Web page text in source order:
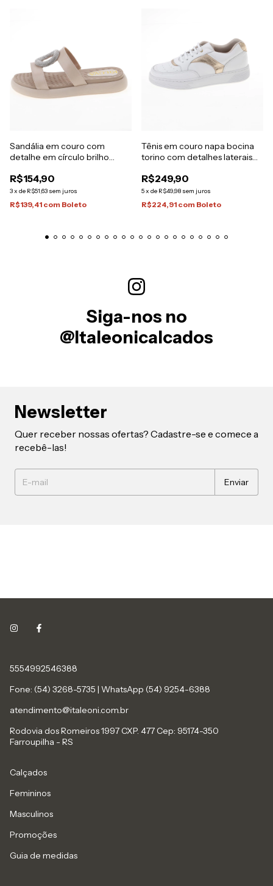
Sandália em couro com
detalhe em círculo brilho
R$154,90
3x de R$51,63 sem juros
R$139,41 com Boleto
Tênis em couro napa bocina
torino com detalhes laterais
R$249,90
5x de R$49,98 sem juros
R$224,91 com Boleto
Siga-nos no
@Italeonicalcados
Newsletter
Quer receber nossas ofertas? Cadastre-se e comece a
recebê-las!
5554992546388
Fone: (54) 3268-5735 | WhatsApp (54) 9254-6388
atendimento@italeoni.com.br
Rodovia dos Romeiros 1997 CXP. 477 Cep: 95174-350
Farroupilha - RS
Calçados
Femininos
Masculinos
Promoções
Guia de medidas